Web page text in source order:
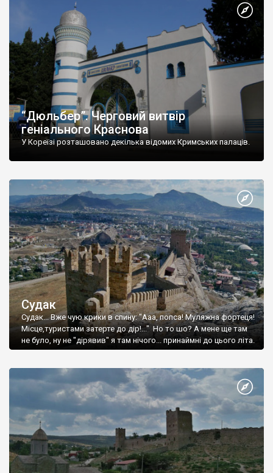
“Дюльбер”. Черговий витвір
геніального Краснова
У Кореїзі розташовано декілька відомих Кримських палаців.
Судак
Судак... Вже чую крики в спину: "Ааа, попса! Муляжна фортеця!
Місце,туристами затерте до дір!..." Но то шо? А мене ще там
не було, ну не "дірявив" я там нічого... принаймні до цього літа.